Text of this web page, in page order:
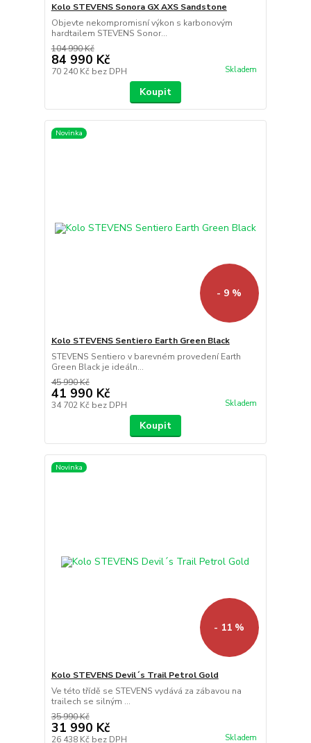
Kolo STEVENS Sonora GX AXS Sandstone
Objevte nekompromisní výkon s karbonovým
hardtailem STEVENS Sonor...
104 990 Kč
84 990 Kč
70 240 Kč bez DPH Skladem
Koupit
Novinka
- 9 %
Kolo STEVENS Sentiero Earth Green Black
STEVENS Sentiero v barevném provedení Earth
Green Black je ideáln...
45 990 Kč
41 990 Kč
34 702 Kč bez DPH Skladem
Koupit
Novinka
- 11 %
Kolo STEVENS Devil´s Trail Petrol Gold
Ve této třídě se STEVENS vydává za zábavou na
trailech se silným ...
35 990 Kč
31 990 Kč
26 438 Kč bez DPH Skladem